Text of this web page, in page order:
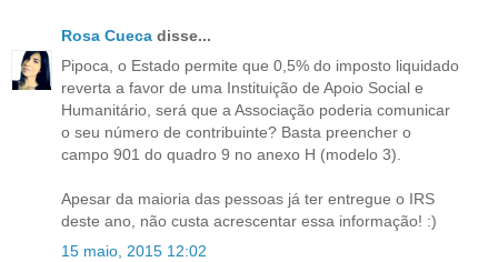
Rosa Cueca disse...
Pipoca, o Estado permite que 0,5% do imposto liquidado
reverta a favor de uma Instituição de Apoio Social e
Humanitário, será que a Associação poderia comunicar
o seu número de contribuinte? Basta preencher o
campo 901 do quadro 9 no anexo H (modelo 3).
Apesar da maioria das pessoas já ter entregue o IRS
deste ano, não custa acrescentar essa informação! :)
15 maio, 2015 12:02